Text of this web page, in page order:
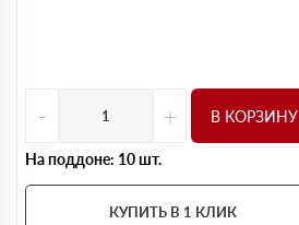
- + В КОРЗИНУ
На поддоне: 10 шт.
КУПИТЬ В 1 КЛИК